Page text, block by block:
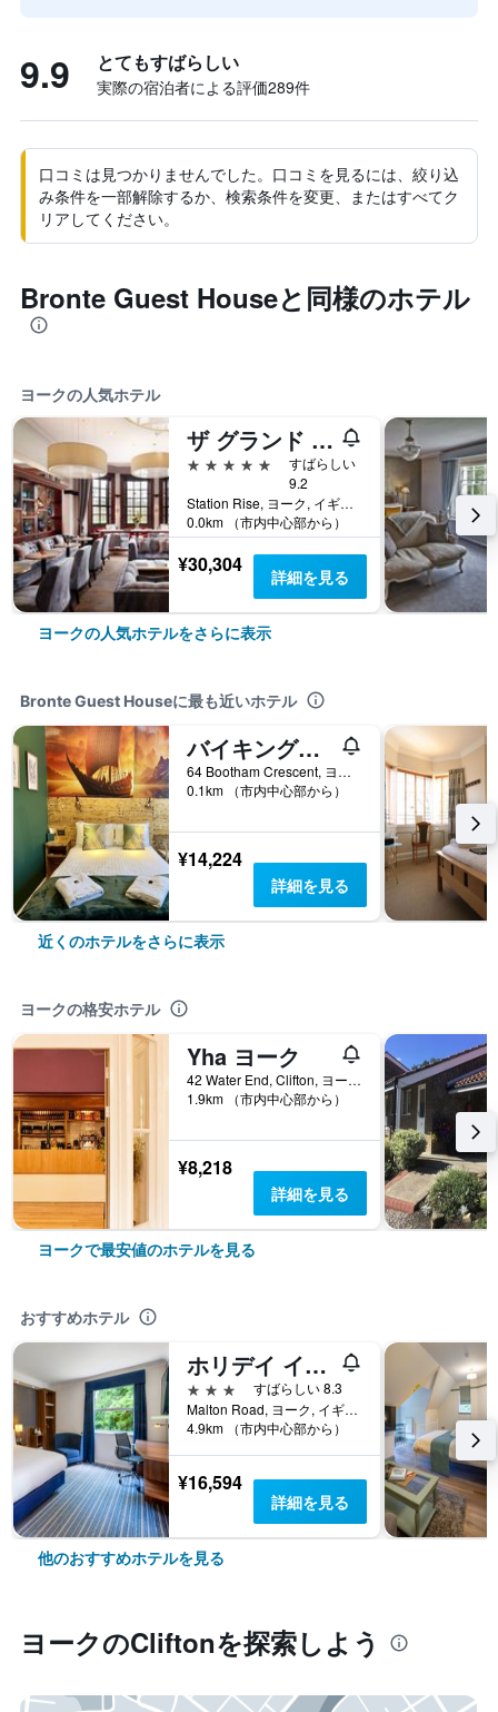
9.9 とてもすばらしい
実際の宿泊者による評価289​件
口コミは見つかりませんでした。口コミを見るには、絞り込
み条件を一部解除するか、検索条件を変更、またはすべてク
リアしてください。
Bronte Guest Houseと同様のホテル
ヨークの人気ホテル
ザ グランド ヨーク
5つ星
すばらしい
9.2
Station Rise, ヨーク, イギリス
0.0km （市内中心部から）
¥30,304 詳細を見る
ヨークの人気ホテルをさらに表示
Bronte Guest Houseに最も近いホテル
バイキングス アコモデーション
64 Bootham Crescent, ヨーク, イギリス
0.1km （市内中心部から）
¥14,224
詳細を見る
近くのホテルをさらに表示
ヨークの格安ホテル
Yha ヨーク
42 Water End, Clifton, ヨーク, イギリス
1.9km （市内中心部から）
¥8,218
詳細を見る
ヨークで最安値のホテルを見る
おすすめホテル
ホリデイ イン エクスプレス ヨーク
3つ星
すばらしい 8.3
Malton Road, ヨーク, イギリス
4.9km （市内中心部から）
¥16,594
詳細を見る
他のおすすめホテルを見る
ヨーク​のClifton​を探索しよう